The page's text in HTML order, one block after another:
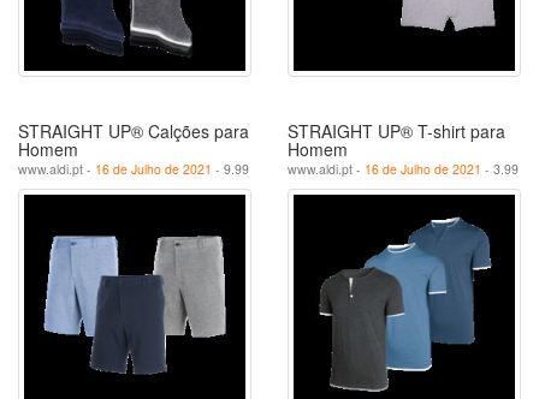
STRAIGHT UP® Calções para
Homem
www.aldi.pt - 16 de Julho de 2021 - 9.99
STRAIGHT UP® T-shirt para
Homem
www.aldi.pt - 16 de Julho de 2021 - 3.99